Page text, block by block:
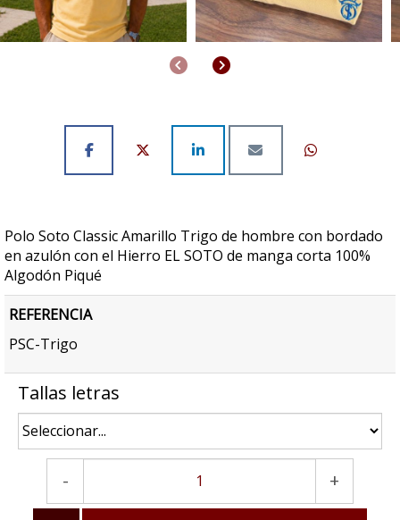
AnteriorSiguiente
Polo Soto Classic Amarillo Trigo de hombre con bordado
en azulón con el Hierro EL SOTO de manga corta 100%
Algodón Piqué
REFERENCIA
PSC-Trigo
Tallas letras
- +